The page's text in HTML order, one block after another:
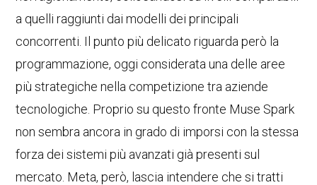
a quelli raggiunti dai modelli dei principali
concorrenti. Il punto più delicato riguarda però la
programmazione, oggi considerata una delle aree
più strategiche nella competizione tra aziende
tecnologiche. Proprio su questo fronte Muse Spark
non sembra ancora in grado di imporsi con la stessa
forza dei sistemi più avanzati già presenti sul
mercato. Meta, però, lascia intendere che si tratti